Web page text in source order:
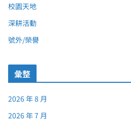
校園天地
深耕活動
號外/榮譽
彙整
2026 年 8 月
2026 年 7 月